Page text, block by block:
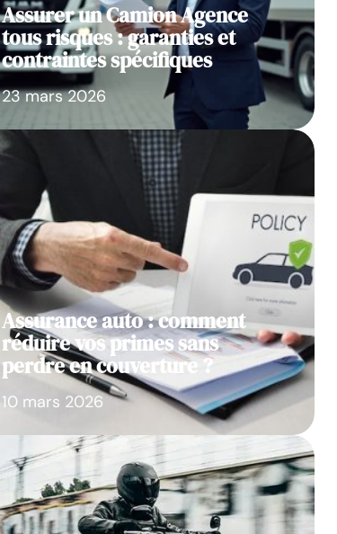
Assurer un Camion Agence
tous risques : garanties et
contraintes spécifiques
23 mars 2026
Assurance auto : comment
réduire vos primes sans
perdre en couverture ?
10 mars 2026